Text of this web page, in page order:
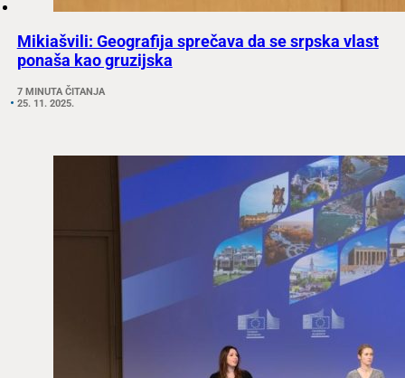
Mikiašvili: Geografija sprečava da se srpska vlast
ponaša kao gruzijska
7 MINUTA ČITANJA
25. 11. 2025.